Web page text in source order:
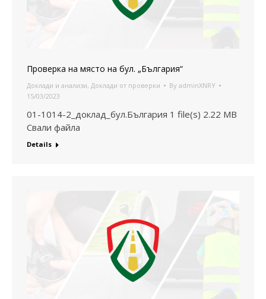
Проверка на място на бул. „България“
Доклади и анализи, Доклади от проверки By adminXNRY
15/03/2023
01-1014-2_доклад_бул.България 1 file(s) 2.22 MB
Свали файла
Details